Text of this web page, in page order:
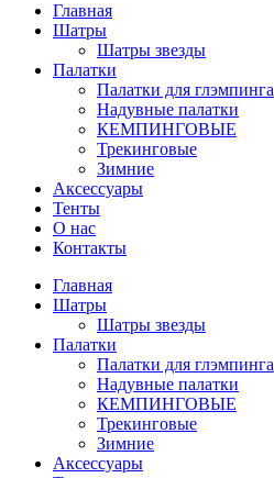
Главная
Шатры
Шатры звезды
Палатки
Палатки для глэмпинга
Надувные палатки
КЕМПИНГОВЫЕ
Трекинговые
Зимние
Аксессуары
Тенты
О нас
Контакты
Главная
Шатры
Шатры звезды
Палатки
Палатки для глэмпинга
Надувные палатки
КЕМПИНГОВЫЕ
Трекинговые
Зимние
Аксессуары